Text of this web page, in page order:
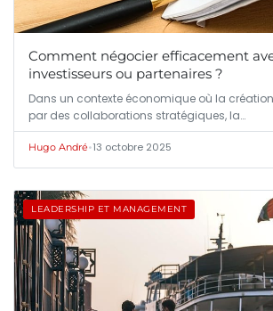
Comment négocier efficacement
investisseurs ou partenaires ?
Dans un contexte économique où la
par des collaborations stratégiques, la…
Hugo André•13 octobre 2025
LEADERSHIP ET MANAGEMENT